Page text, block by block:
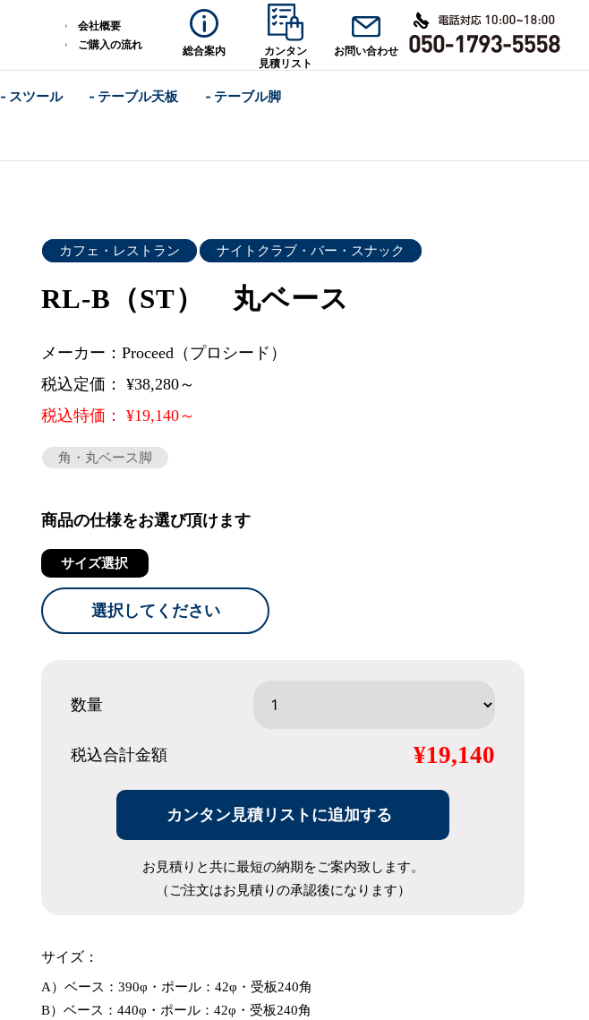
会社概要
ご購入の流れ
総合案内
カンタン
見積リスト
お問い合わせ
- スツール - テーブル天板 - テーブル脚
カフェ・レストラン ナイトクラブ・バー・スナック
RL-B（ST） 丸ベース
メーカー：Proceed（プロシード）
税込定価： ¥38,280～
税込特価： ¥19,140～
角・丸ベース脚
商品の仕様をお選び頂けます
サイズ選択
選択してください
数量
税込合計金額 ¥19,140
カンタン見積リストに追加する
お見積りと共に最短の納期をご案内致します。
（ご注文はお見積りの承認後になります）
サイズ：
A）ベース：390φ・ポール：42φ・受板240角
B）ベース：440φ・ポール：42φ・受板240角